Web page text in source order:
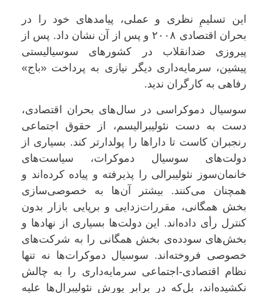
این تسلیمِ نظری و عملی، پیامدهای خود را در
بحران اقتصادی ۲۰۰۸ و پس از آن نشان داد. پس از
پیروزی ضدانقلاب در کشورهای سوسیالیستی
پیشین، سرمایه‌داری دیگر نیازی به پرداخت «باج»
رفاهی به کارگران ندید.
سوسیال دموکراسی در سال‌های بحران اقتصادی،
دست به دست نئولیبرالیسم، از حقوق اجتماعی
رنجبران کاست تا داراها را پولدارتر کند. بسیاری از
دولت‌های سوسیال دموکرات، سیاست‌های
خانمان‌سوز نئولیبرالی را پذیرفته و پیاده کرده‌اند و
همچنان می‌کنند. بیشتر آن‌ها به خصوصی‌سازی
بخش همگانی، مقررات‌زدایی و برپایی بازار بدون
کنترل رأی داده‌اند. این دولت‌ها بسیاری از نهادها و
بخش‌های سودده‌ی بخش همگانی را به شرکت‌های
خصوصی فروخته‌اند. سوسیال دموکرات‌ها نه تنها
نظام اقتصادی-اجتماعی سرمایه‌داری را به چالش
نکشیده‌اند، بل‌که در برابر یورش نئولیبرال‌ها علیه